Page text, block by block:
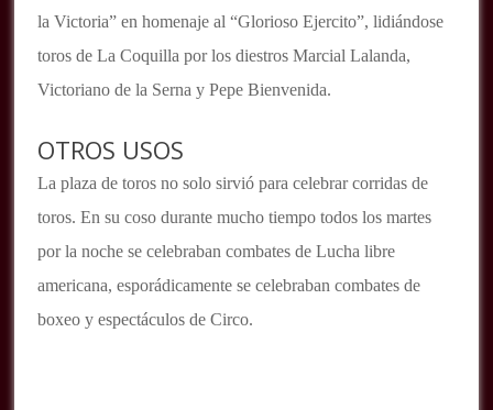
la Victoria” en homenaje al “Glorioso Ejercito”, lidiándose
toros de La Coquilla por los diestros Marcial Lalanda,
Victoriano de la Serna y Pepe Bienvenida.
OTROS USOS
La plaza de toros no solo sirvió para celebrar corridas de
toros. En su coso durante mucho tiempo todos los martes
por la noche se celebraban combates de Lucha libre
americana, esporádicamente se celebraban combates de
boxeo y espectáculos de Circo.